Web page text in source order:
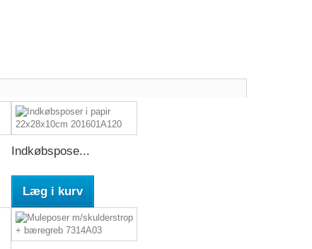
Indkøbspose...
Læg i kurv